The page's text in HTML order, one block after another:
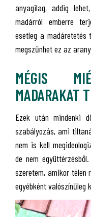
anyagilag, addig
madárról emberre
esetleg a
megszűnhet ez az
MÉGIS
MADARAKAT
Ezek után mindenki
szabályozás, ami
nem is kell
de nem
szeretem, amikor télen
egyébként valószínűleg